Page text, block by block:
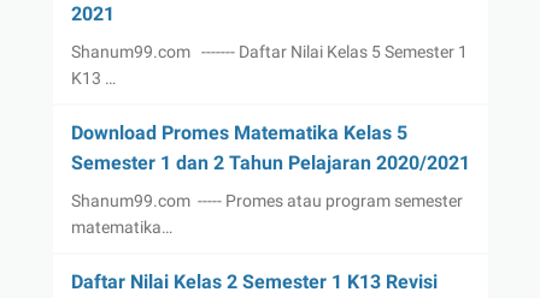
2021
Shanum99.com ------- Daftar Nilai Kelas 5 Semester 1
K13 …
Download Promes Matematika Kelas 5
Semester 1 dan 2 Tahun Pelajaran 2020/2021
Shanum99.com ----- Promes atau program semester
matematika…
Daftar Nilai Kelas 2 Semester 1 K13 Revisi